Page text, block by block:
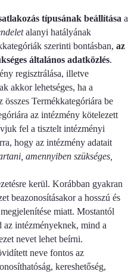
típusának beállítása a
alanyi hatályának
szerinti bontásban, az
általános adatközlés.
regisztrálása, illetve
akkor lehetséges, ha a
Termékkategóriára be
az intézmény kötelezett
fel a tisztelt intézményi
hogy az intézmény adatait
amennyiben szükséges,
kerül. Korábban gyakran
beazonosításakor a hosszú és
miatt. Mostantól
az intézményeknek, mind a
nevet lehet beírni.
neve fontos az
kereshetőség,